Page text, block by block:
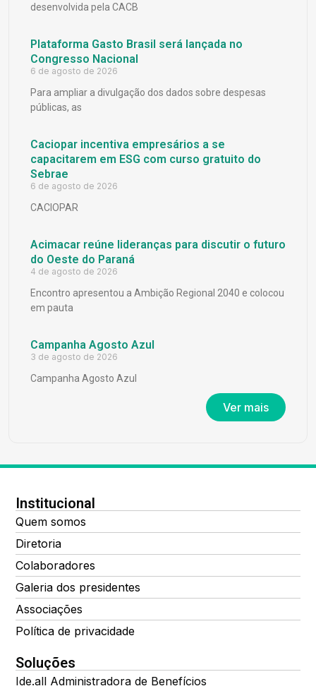
desenvolvida pela CACB
Plataforma Gasto Brasil será lançada no
Congresso Nacional
6 de agosto de 2026
Para ampliar a divulgação dos dados sobre despesas
públicas, as
Caciopar incentiva empresários a se
capacitarem em ESG com curso gratuito do
Sebrae
6 de agosto de 2026
CACIOPAR
Acimacar reúne lideranças para discutir o futuro
do Oeste do Paraná
4 de agosto de 2026
Encontro apresentou a Ambição Regional 2040 e colocou
em pauta
Campanha Agosto Azul
3 de agosto de 2026
Campanha Agosto Azul
Ver mais
Institucional
Quem somos
Diretoria
Colaboradores
Galeria dos presidentes
Associações
Política de privacidade
Soluções
Ide.all Administradora de Benefícios